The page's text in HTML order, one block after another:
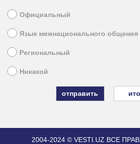
Официальный
Язык межнационального общения
Региональный
Никакой
2004-2024 © VESTI.UZ ВСЕ